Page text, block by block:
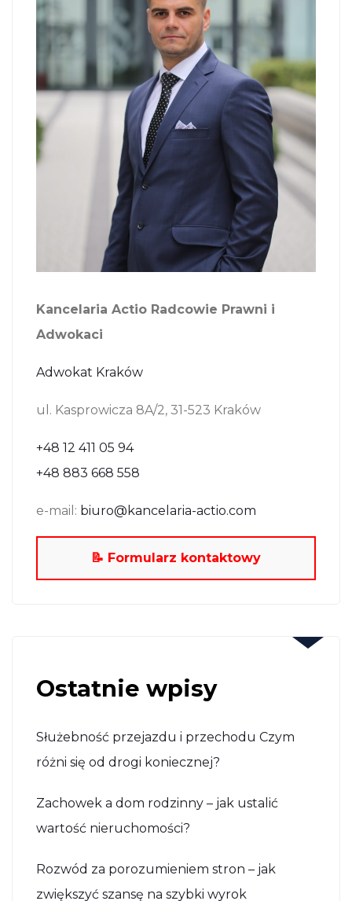
Kancelaria Actio Radcowie Prawni i
Adwokaci
Adwokat Kraków
ul. Kasprowicza 8A/2, 31-523 Kraków
+48 12 411 05 94
+48 883 668 558
e-mail: biuro@kancelaria-actio.com
📝 Formularz kontaktowy
Ostatnie wpisy
Służebność przejazdu i przechodu Czym
różni się od drogi koniecznej?
Zachowek a dom rodzinny – jak ustalić
wartość nieruchomości?
Rozwód za porozumieniem stron – jak
zwiększyć szansę na szybki wyrok